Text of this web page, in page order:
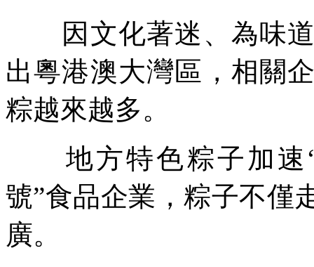
因文化著迷、為味道
出粵港澳大灣區，相關
粽越來越多。
地方特色粽子加速“
號”食品企業，粽子不僅
廣。